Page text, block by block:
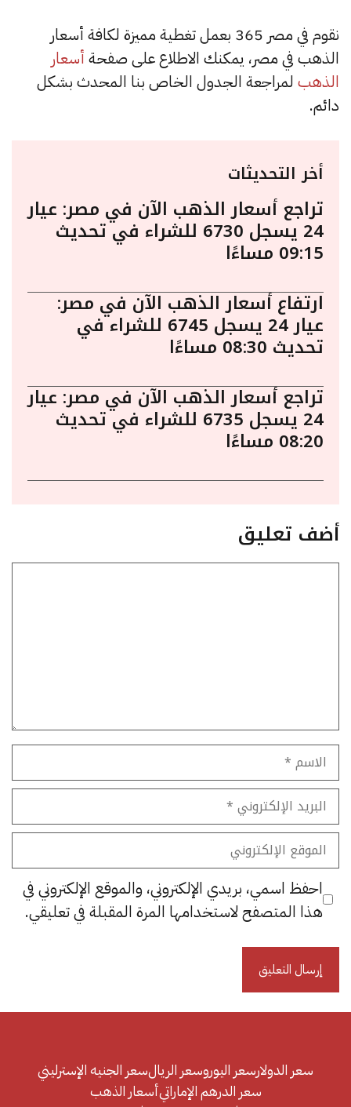
نقوم في مصر 365 بعمل تغطية مميزة لكافة أسعار
الذهب في مصر، يمكنك الاطلاع على صفحة أسعار
الذهب لمراجعة الجدول الخاص بنا المحدث بشكل
دائم.
أخر التحديثات
تراجع أسعار الذهب الآن في مصر: عيار
24 يسجل 6730 للشراء في تحديث
09:15 مساءًا
ارتفاع أسعار الذهب الآن في مصر:
عيار 24 يسجل 6745 للشراء في
تحديث 08:30 مساءًا
تراجع أسعار الذهب الآن في مصر: عيار
24 يسجل 6735 للشراء في تحديث
08:20 مساءًا
أضف تعليق
الاسم
البريد
الإلكتروني
الموقع
الإلكتروني
احفظ اسمي، بريدي الإلكتروني، والموقع الإلكتروني في
هذا المتصفح لاستخدامها المرة المقبلة في تعليقي.
سعر الدولارسعر اليوروسعر الريالسعر الجنيه الإسترليني
سعر الدرهم الإماراتيأسعار الذهب